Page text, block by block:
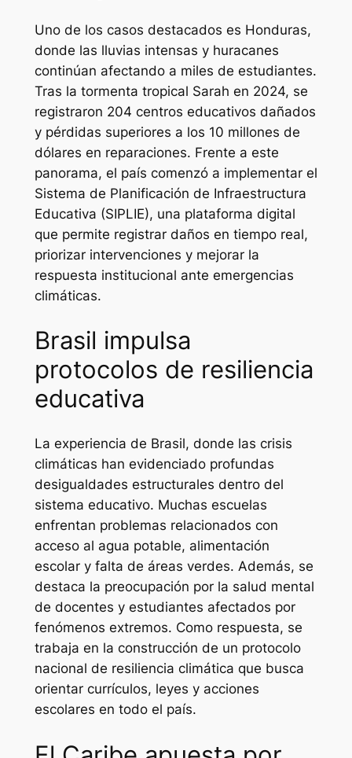
Uno de los casos destacados es Honduras,
donde las lluvias intensas y huracanes
continúan afectando a miles de estudiantes.
Tras la tormenta tropical Sarah en 2024, se
registraron 204 centros educativos dañados
y pérdidas superiores a los 10 millones de
dólares en reparaciones. Frente a este
panorama, el país comenzó a implementar el
Sistema de Planificación de Infraestructura
Educativa (SIPLIE), una plataforma digital
que permite registrar daños en tiempo real,
priorizar intervenciones y mejorar la
respuesta institucional ante emergencias
climáticas.
Brasil impulsa
protocolos de resiliencia
educativa
La experiencia de Brasil, donde las crisis
climáticas han evidenciado profundas
desigualdades estructurales dentro del
sistema educativo. Muchas escuelas
enfrentan problemas relacionados con
acceso al agua potable, alimentación
escolar y falta de áreas verdes. Además, se
destaca la preocupación por la salud mental
de docentes y estudiantes afectados por
fenómenos extremos. Como respuesta, se
trabaja en la construcción de un protocolo
nacional de resiliencia climática que busca
orientar currículos, leyes y acciones
escolares en todo el país.